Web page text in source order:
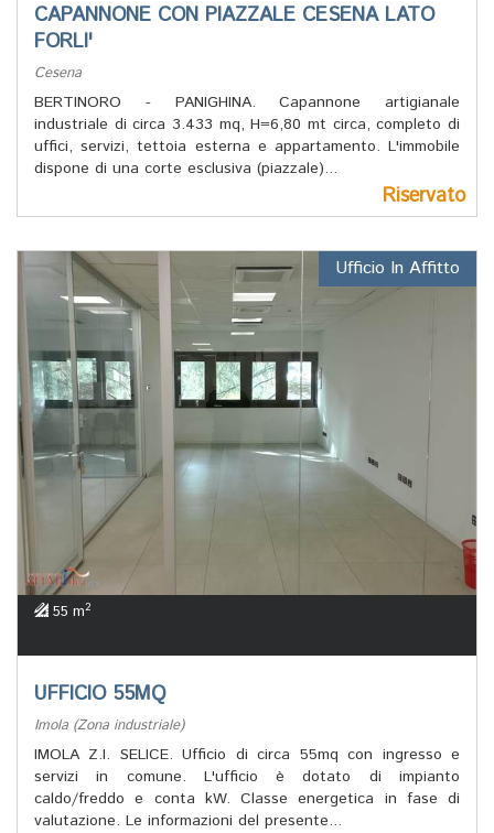
CAPANNONE CON PIAZZALE CESENA LATO
FORLI'
Cesena
BERTINORO - PANIGHINA. Capannone artigianale
industriale di circa 3.433 mq, H=6,80 mt circa, completo di
uffici, servizi, tettoia esterna e appartamento. L'immobile
dispone di una corte esclusiva (piazzale)...
Riservato
Ufficio In Affitto
55 m2
UFFICIO 55MQ
Imola (Zona industriale)
IMOLA Z.I. SELICE. Ufficio di circa 55mq con ingresso e
servizi in comune. L'ufficio è dotato di impianto
caldo/freddo e conta kW. Classe energetica in fase di
valutazione. Le informazioni del presente...